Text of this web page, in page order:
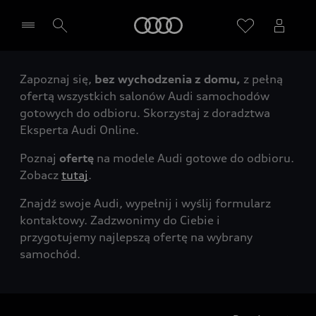
Wybierz Twojego Partnera Audi
Zapoznaj się, bez wychodzenia z domu, z pełną
ofertą wszystkich salonów Audi samochodów
gotowych do odbioru. Skorzystaj z doradztwa
Eksperta Audi Online.
Poznaj ofertę na modele Audi gotowe do odbioru.
Zobacz tutaj.
Znajdź swoje Audi, wypełnij i wyślij formularz
kontaktowy. Zadzwonimy do Ciebie i
przygotujemy najlepszą ofertę na wybrany
samochód.